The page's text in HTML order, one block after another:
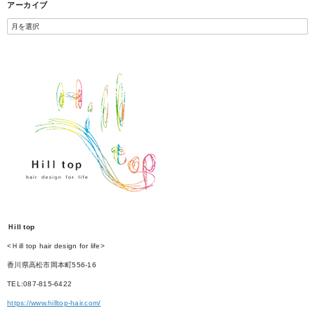
アーカイブ
Ｈill top
<Ｈill top hair design for life>
香川県高松市岡本町556-16
TEL:087-815-6422
https://www.hilltop-hair.com/